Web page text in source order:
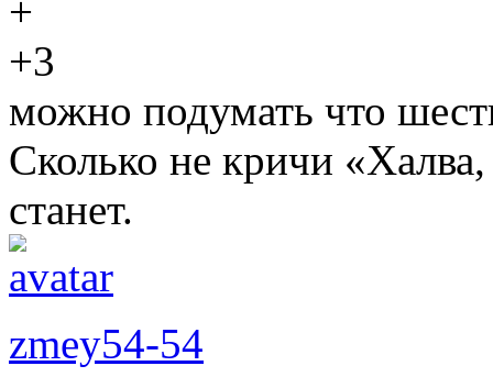
+3
можно подумать что
Сколько не кричи
станет.
zmey54-54